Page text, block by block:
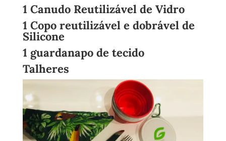
1 Canudo Reutilizável de Vidro
1 Copo reutilizável e dobrável de
Silicone
1 guardanapo de tecido
Talheres